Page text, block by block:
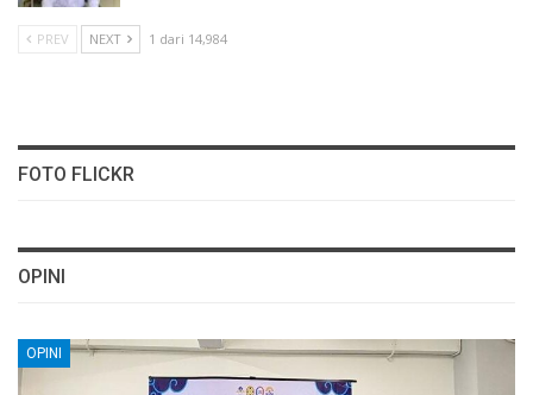
PREV NEXT 1 dari 14,984
FOTO FLICKR
OPINI
OPINI